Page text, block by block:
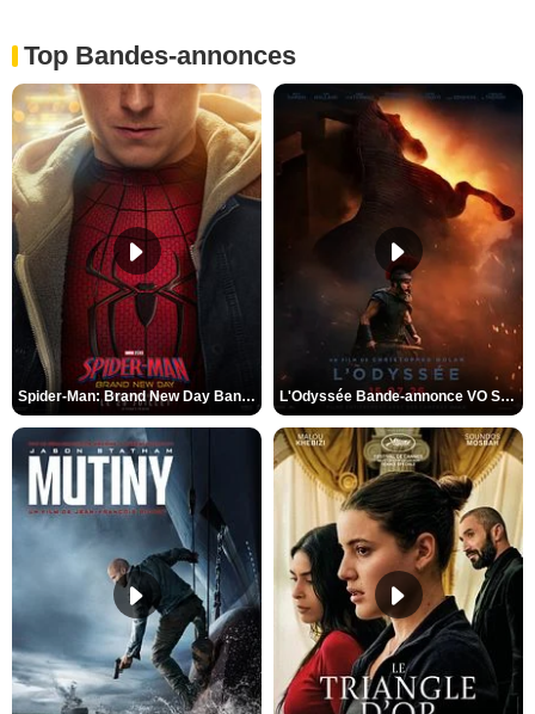
Top Bandes-annonces
Spider-Man: Brand New Day Bande-annonce VO STFR L'Odyssée Bande-annonce VO STFR